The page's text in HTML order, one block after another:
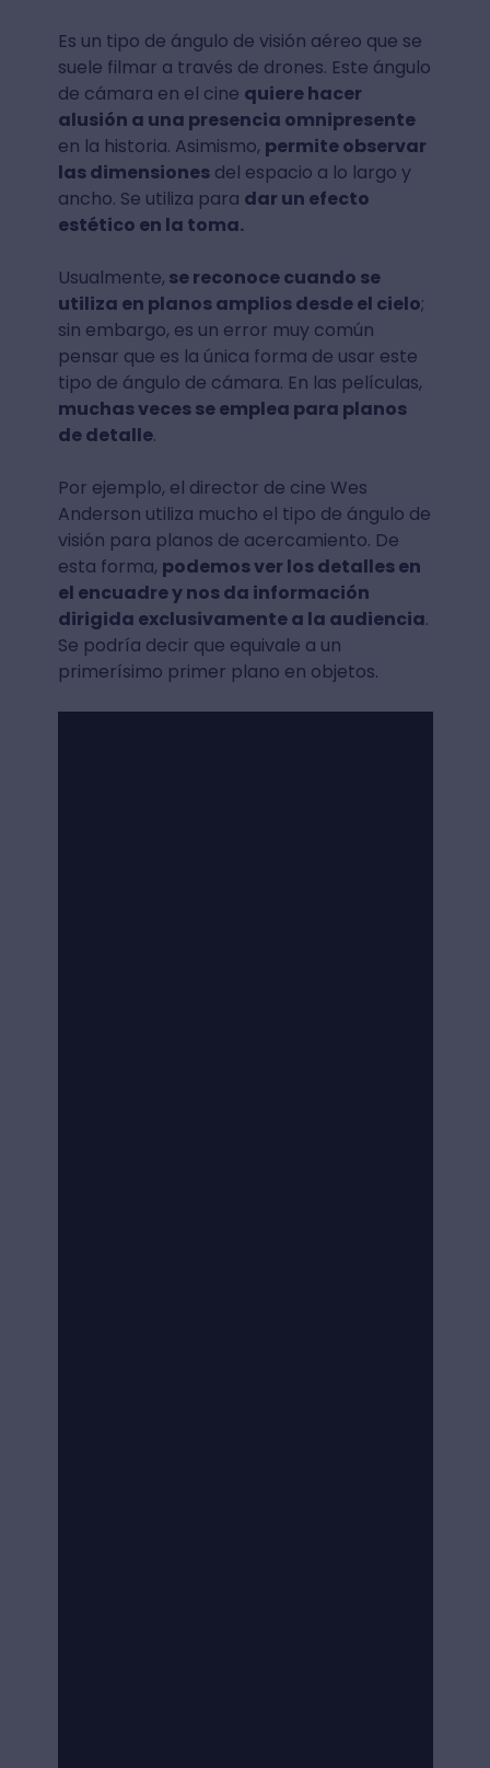
Es un tipo de ángulo de visión aéreo que se
suele filmar a través de drones. Este ángulo
de cámara en el cine quiere hacer
alusión a una presencia omnipresente
en la historia. Asimismo, permite observar
las dimensionesdel espacio a lo largo y
ancho. Se utiliza para dar un efecto
estético en la toma.
Usualmente, se reconoce cuando se
utiliza en planos amplios desde el cielo;
sin embargo, es un error muy común
pensar que es la única forma de usar este
tipo de ángulo de cámara. En las películas,
muchas veces se emplea para planos
de detalle.
Por ejemplo, el director de cine Wes
Anderson utiliza mucho el tipo de ángulo de
visión para planos de acercamiento. De
esta forma, podemos ver los detalles en
el encuadre y nos da información
dirigida exclusivamente a la audiencia.
Se podría decir que equivale a un
primerísimo primer plano en objetos.